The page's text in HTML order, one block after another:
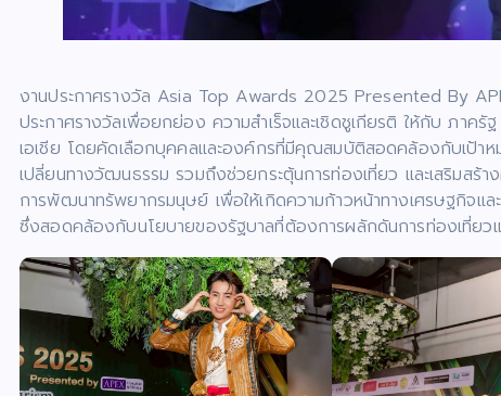
งานประกาศรางวัล Asia Top Awards 2025 Presented By
ประกาศรางวัลเพื่อยกย่อง ความสำเร็จและเชิดชูเกียรติ ให้กับ ภา
เอเชีย โดยคัดเลือกบุคคลและองค์กรที่มีคุณสมบัติสอดคล้องกับเป้าห
เปลี่ยนทางวัฒนธรรม รวมถึงช่วยกระตุ้นการท่องเที่ยว และเสริมส
การพัฒนาทรัพยากรมนุษย์ เพื่อให้เกิดความก้าวหน้าทางเศรษฐกิจ
ซึ่งสอดคล้องกับนโยบายของรัฐบาลที่ต้องการผลักดันการท่องเที่ยว